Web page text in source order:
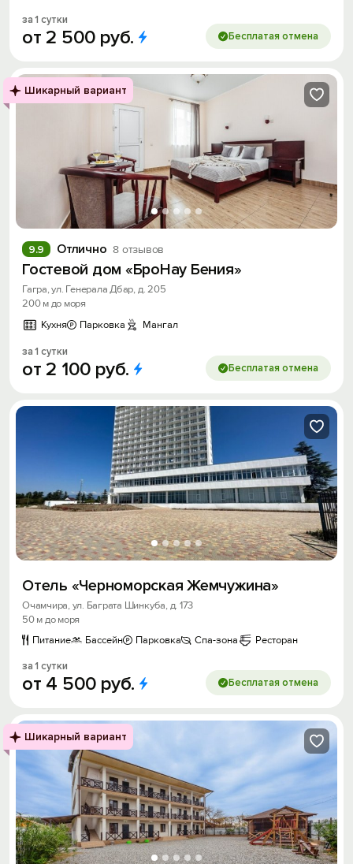
за 1 сутки
от 2 500 руб. Бесплатая отмена
Шикарный вариант
Отлично 8 отзывов
9.9
Гостевой дом «БроНау Бения»
Гагра, ул. Генерала Дбар, д. 205
200 м до моря
Кухня
Парковка Мангал
за 1 сутки
от 2 100 руб. Бесплатая отмена
Отель «Черноморская Жемчужина»
Очамчира, ул. Баграта Шинкуба, д. 173
50 м до моря
Питание
Бассейн Парковка Спа-зона Ресторан
за 1 сутки
от 4 500 руб. Бесплатая отмена
Шикарный вариант